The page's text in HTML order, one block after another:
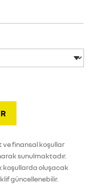
ve finansal koşullar
sunulmaktadır.
koşullarda oluşacak
güncellenebilir.